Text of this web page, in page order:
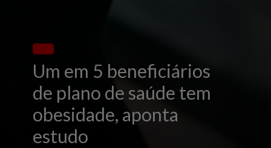
Um em 5 beneficiários
de plano de saúde tem
obesidade, aponta
estudo